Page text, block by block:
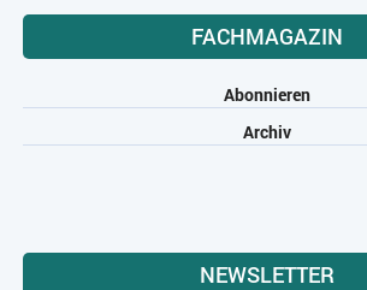
FACHMAGAZIN
Abonnieren
Archiv
NEWSLETTER